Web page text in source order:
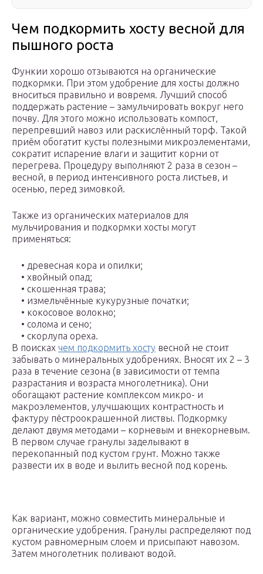
Чем подкормить хосту весной для
пышного роста
Функии хорошо отзываются на органические
подкормки. При этом удобрение для хосты должно
вноситься правильно и вовремя. Лучший способ
поддержать растение – замульчировать вокруг него
почву. Для этого можно использовать компост,
перепревший навоз или раскислённый торф. Такой
приём обогатит кусты полезными микроэлементами,
сократит испарение влаги и защитит корни от
перегрева. Процедуру выполняют 2 раза в сезон –
весной, в период интенсивного роста листьев, и
осенью, перед зимовкой.
Также из органических материалов для
мульчирования и подкормки хосты могут
применяться:
• древесная кора и опилки;
• хвойный опад;
• скошенная трава;
• измельчённые кукурузные початки;
• кокосовое волокно;
• солома и сено;
• скорлупа ореха.
В поисках чем подкормить хосту весной не стоит
забывать о минеральных удобрениях. Вносят их 2 – 3
раза в течение сезона (в зависимости от темпа
разрастания и возраста многолетника). Они
обогащают растение комплексом микро- и
макроэлементов, улучшающих контрастность и
фактуру пёстроокрашенной листвы. Подкормку
делают двумя методами – корневым и внекорневым.
В первом случае гранулы заделывают в
перекопанный под кустом грунт. Можно также
развести их в воде и вылить весной под корень.
Как вариант, можно совместить минеральные и
органические удобрения. Гранулы распределяют под
кустом равномерным слоем и присыпают навозом.
Затем многолетник поливают водой.